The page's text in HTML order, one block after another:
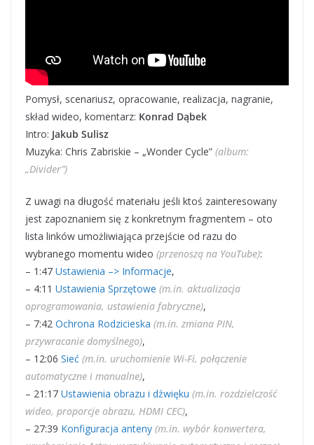
Pomysł, scenariusz, opracowanie, realizacja, nagranie,
skład wideo, komentarz: Konrad Dąbek
Intro: Jakub Sulisz
Muzyka: Chris Zabriskie – „Wonder Cycle” (album:
„Divider”)
Z uwagi na długość materiału jeśli ktoś zainteresowany
jest zapoznaniem się z konkretnym fragmentem – oto
lista linków umożliwiająca przejście od razu do
wybranego momentu wideo (przenoszą na YouTube):
– 1:47 Ustawienia –> Informacje,
– 4:11 Ustawienia Sprzętowe (m.in. aktualizacja
oprogramowania, ustawienia fabryczne),
– 7:42 Ochrona Rodzicieska (m.in. zmiana PIN,
przywracanie domyślnego),
– 12:06 Sieć (m.in. uruchomienie Wi-Fi, połączenie
automatyczne i manualne),
– 21:17 Ustawienia obrazu i dźwięku (m.in. rozdzielczość
wideo, proporcje obrazu, HDMI CEC),
– 27:39 Konfiguracja anteny (m.in. wybór konwertera,